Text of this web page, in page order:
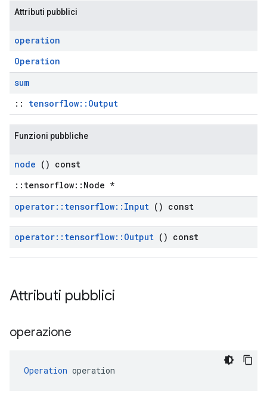
Attributi pubblici
operation
Operation
sum
:: tensorflow::Output
Funzioni pubbliche
node () const
::tensorflow::Node *
operator:: tensorflow:: Input () const
operator:: tensorflow:: Output () const
Attributi pubblici
operazione
Operation operation